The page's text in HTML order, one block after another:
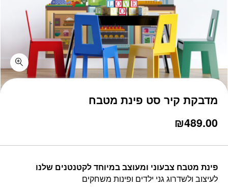
מדבקת קיר סט פינת מטבח
₪489.00
פינת מטבח צבעוני ומעוצב במיוחד לקטנטנים שלנו
לעיצוב ולשדרוג גני ילדים ופינות משחקים
כמות מדבקת קיר סט פינת מטבח